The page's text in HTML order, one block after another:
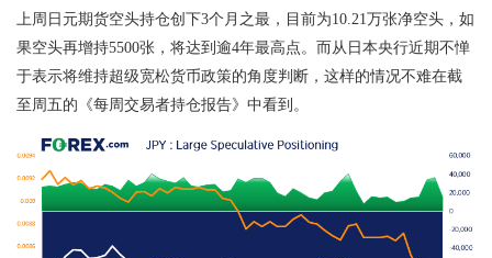
上周日元期货空头持仓创下3个月之最，目前为10.21 万张净空头，如
果空头再增持5500张，将达到逾4年最高点。而从日本央行近期不惮
于表示将维持超级宽松货币政策的角度判断，这样的情况不难在截
至周五的《每周交易者持仓报告》中看到。